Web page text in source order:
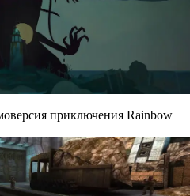
приключения Rainbow